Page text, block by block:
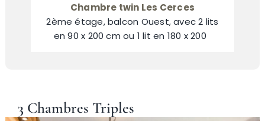
Chambre twin Les Cerces
2ème étage, balcon Ouest, avec 2 lits
en 90 x 200 cm ou 1 lit en 180 x 200
3 Chambres Triples